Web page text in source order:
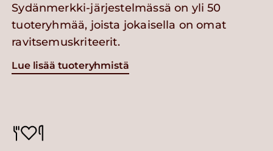
Sydänmerkki-järjestelmässä on yli 50
tuoteryhmää, joista jokaisella on omat
ravitsemuskriteerit.
Lue lisää tuoteryhmistä